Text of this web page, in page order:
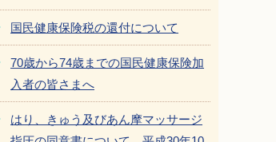
国民健康保険税の還付について
70歳から74歳までの国民健康保険加
入者の皆さまへ
はり、きゅう及びあん摩マッサージ